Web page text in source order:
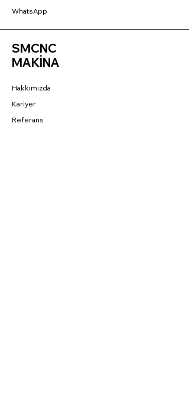
WhatsApp
SMCNC
MAKİNA
Hakkımızda
Kariyer
Referans